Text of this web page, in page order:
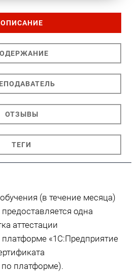
ОПИСАНИЕ
ОТЗЫВЫ
ТЕГИ
(в течение месяца)
одна
аттестации
«1С:Предприятие
по платформе).